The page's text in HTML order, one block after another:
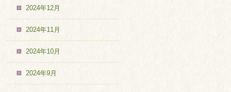
2024年12月
2024年11月
2024年10月
2024年9月